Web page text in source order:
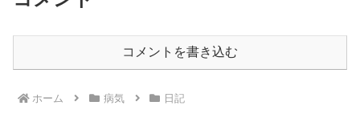
コメントを書き込む
ホーム 病気 日記